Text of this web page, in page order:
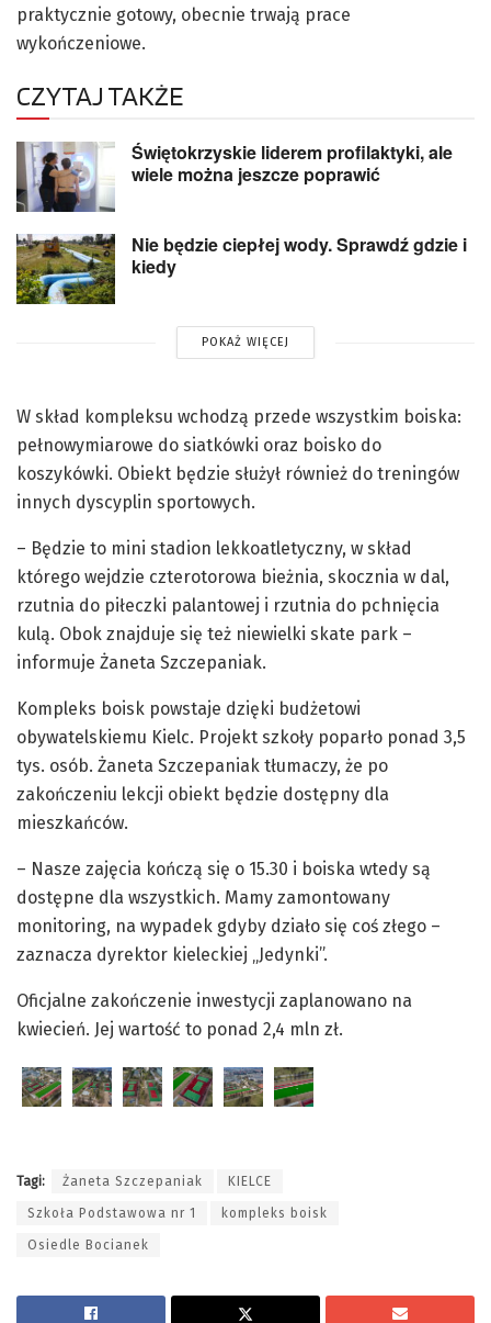
praktycznie gotowy, obecnie trwają prace
wykończeniowe.
CZYTAJ TAKŻE
Świętokrzyskie liderem profilaktyki, ale
wiele można jeszcze poprawić
Nie będzie ciepłej wody. Sprawdź gdzie i
kiedy
POKAŻ WIĘCEJ
W skład kompleksu wchodzą przede wszystkim boiska:
pełnowymiarowe do siatkówki oraz boisko do
koszykówki. Obiekt będzie służył również do treningów
innych dyscyplin sportowych.
– Będzie to mini stadion lekkoatletyczny, w skład
którego wejdzie czterotorowa bieżnia, skocznia w dal,
rzutnia do piłeczki palantowej i rzutnia do pchnięcia
kulą. Obok znajduje się też niewielki skate park –
informuje Żaneta Szczepaniak.
Kompleks boisk powstaje dzięki budżetowi
obywatelskiemu Kielc. Projekt szkoły poparło ponad 3,5
tys. osób. Żaneta Szczepaniak tłumaczy, że po
zakończeniu lekcji obiekt będzie dostępny dla
mieszkańców.
– Nasze zajęcia kończą się o 15.30 i boiska wtedy są
dostępne dla wszystkich. Mamy zamontowany
monitoring, na wypadek gdyby działo się coś złego –
zaznacza dyrektor kieleckiej „Jedynki”.
Oficjalne zakończenie inwestycji zaplanowano na
kwiecień. Jej wartość to ponad 2,4 mln zł.
Tagi: Żaneta Szczepaniak KIELCE
Szkoła Podstawowa nr 1 kompleks boisk
Osiedle Bocianek